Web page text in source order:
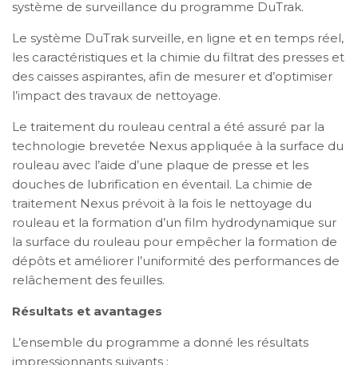
système de surveillance du programme DuTrak.
Le système DuTrak surveille, en ligne et en temps réel,
les caractéristiques et la chimie du filtrat des presses et
des caisses aspirantes, afin de mesurer et d’optimiser
l’impact des travaux de nettoyage.
Le traitement du rouleau central a été assuré par la
technologie brevetée Nexus appliquée à la surface du
rouleau avec l’aide d’une plaque de presse et les
douches de lubrification en éventail. La chimie de
traitement Nexus prévoit à la fois le nettoyage du
rouleau et la formation d’un film hydrodynamique sur
la surface du rouleau pour empêcher la formation de
dépôts et améliorer l’uniformité des performances de
relâchement des feuilles.
Résultats et avantages
L’ensemble du programme a donné les résultats
impressionnants suivants :